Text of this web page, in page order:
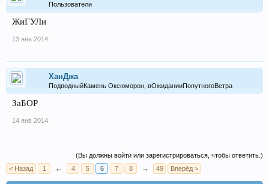
Пользователи
ЖиГУЛи
13 янв 2014
ХанДжа
ПодводныйКамень Оксюморон, вОжиданииПопутногоВетра
ЗаБОР
14 янв 2014
(Вы должны войти или зарегистрироваться, чтобы ответить.)
< Назад
1 ← 4 5 6 7 8 → 49 Вперёд >